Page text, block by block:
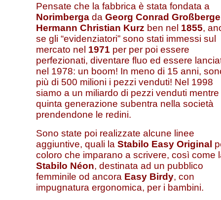
Pensate che la fabbrica è stata fondata a
Norimberga da Georg Conrad
Hermann Christian Kurz ben nel 1855,
se gli “evidenziatori” sono stati immessi sul
mercato nel 1971 per per poi essere
perfezionati, diventare fluo ed essere
nel 1978: un boom! In meno di 15 anni,
più di 500 milioni i pezzi venduti! Nel 1998
siamo a un miliardo di pezzi venduti mentre
quinta generazione subentra nella società
prendendone le redini.
Sono state poi realizzate alcune linee
aggiuntive, quali la Stabilo Easy Original
coloro che imparano a scrivere, così come
Stabilo Néon, destinata ad un pubblico
femminile od ancora Easy Birdy, con
impugnatura ergonomica, per i bambini.